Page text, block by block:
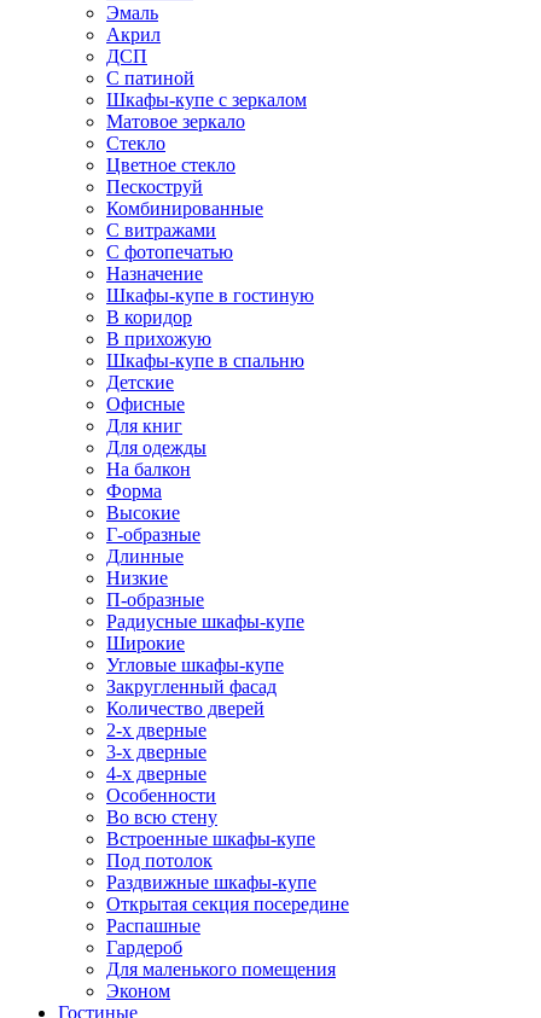
Эмаль
Акрил
ДСП
С патиной
Шкафы-купе с зеркалом
Матовое зеркало
Стекло
Цветное стекло
Пескоструй
Комбинированные
С витражами
С фотопечатью
Назначение
Шкафы-купе в гостиную
В коридор
В прихожую
Шкафы-купе в спальню
Детские
Офисные
Для книг
Для одежды
На балкон
Форма
Высокие
Г-образные
Длинные
Низкие
П-образные
Радиусные шкафы-купе
Широкие
Угловые шкафы-купе
Закругленный фасад
Количество дверей
2-х дверные
3-х дверные
4-х дверные
Особенности
Во всю стену
Встроенные шкафы-купе
Под потолок
Раздвижные шкафы-купе
Открытая секция посередине
Распашные
Гардероб
Для маленького помещения
Эконом
Гостиные